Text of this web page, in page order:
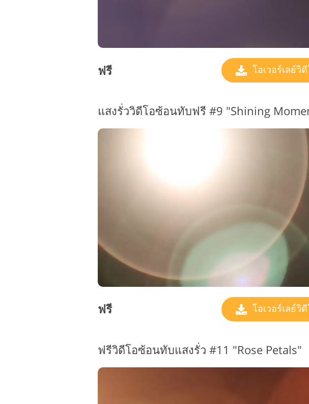
ฟรี โอเวอร์เลย์วิ
แสงรั่ววิดีโอซ้อนทับฟรี #9 "Shining
ฟรี โอเวอร์เลย์วิ
ฟรีวิดีโอซ้อนทับแสงรั่ว #11 "Rose Petals"